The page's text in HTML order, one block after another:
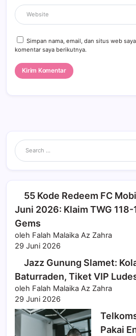
Simpan nama, email, dan situs web
komentar saya berikutnya.
55 Kode Redeem FC
Juni 2026: Klaim TWG 118-
Gems
oleh Falah Malaika Az Zahra
29 Juni 2026
Jazz Gunung Slamet:
Baturraden, Tiket VIP
oleh Falah Malaika Az Zahra
29 Juni 2026
Pakai